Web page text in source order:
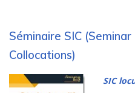
Séminaire SIC
Collocations)
SIC